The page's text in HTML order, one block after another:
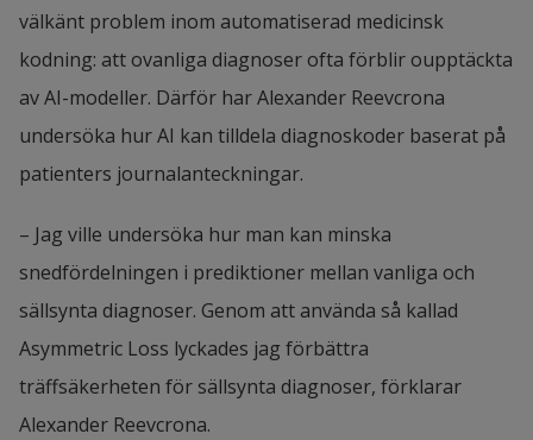
välkänt problem inom automatiserad medicinsk
kodning: att ovanliga diagnoser ofta förblir oupptäckta
av AI-modeller. Därför har Alexander Reevcrona
undersöka hur AI kan tilldela diagnoskoder baserat på
patienters journalanteckningar.
– Jag ville undersöka hur man kan minska
snedfördelningen i prediktioner mellan vanliga och
sällsynta diagnoser. Genom att använda så kallad
Asymmetric Loss lyckades jag förbättra
träffsäkerheten för sällsynta diagnoser, förklarar
Alexander Reevcrona.